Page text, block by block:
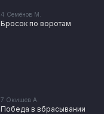
4 Семёнов М.
Бросок по воротам
7 Окишев А.
Победа в вбрасывании